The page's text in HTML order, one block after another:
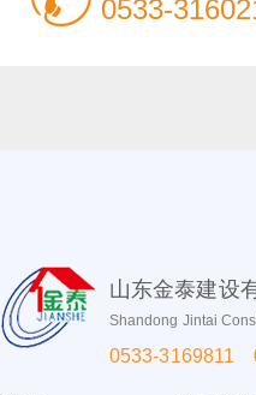
0533-
山东金泰建设
Shandong Jintai
0533-3169811